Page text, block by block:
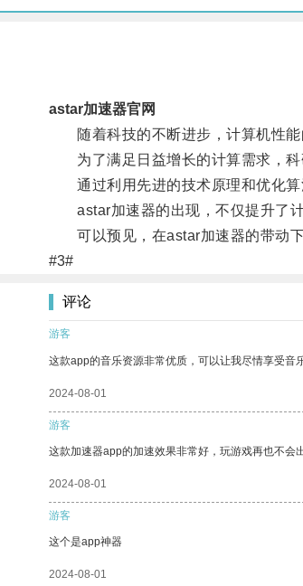
astar加速器官网
随着科技的不断进步，计算机性能
为了满足日益增长的计算需求，科
通过利用先进的技术原理和优化算
astar加速器的出现，不仅提升了计
可以预见，在astar加速器的带动下
#3#
评论
游客
这款app的音乐资源非常优质，可以让我尽情享受音
2024-08-01
游客
这款加速器app的加速效果非常好，玩游戏再也不会
2024-08-01
游客
这个是app神器
2024-08-01